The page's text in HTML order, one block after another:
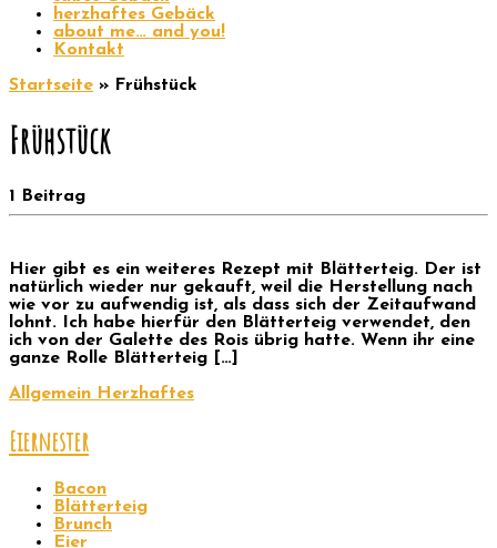
herzhaftes Gebäck
about me… and you!
Kontakt
Startseite » Frühstück
Frühstück
1 Beitrag
Hier gibt es ein weiteres Rezept mit Blätterteig. Der ist
natürlich wieder nur gekauft, weil die Herstellung nach
wie vor zu aufwendig ist, als dass sich der Zeitaufwand
lohnt. Ich habe hierfür den Blätterteig verwendet, den
ich von der Galette des Rois übrig hatte. Wenn ihr eine
ganze Rolle Blätterteig […]
Allgemein Herzhaftes
Eiernester
Bacon
Blätterteig
Brunch
Eier